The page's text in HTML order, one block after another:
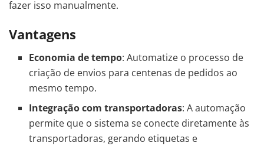
fazer isso manualmente.
Vantagens
Economia de tempo: Automatize o processo de
criação de envios para centenas de pedidos ao
mesmo tempo.
Integração com transportadoras: A automação
permite que o sistema se conecte diretamente às
transportadoras, gerando etiquetas e